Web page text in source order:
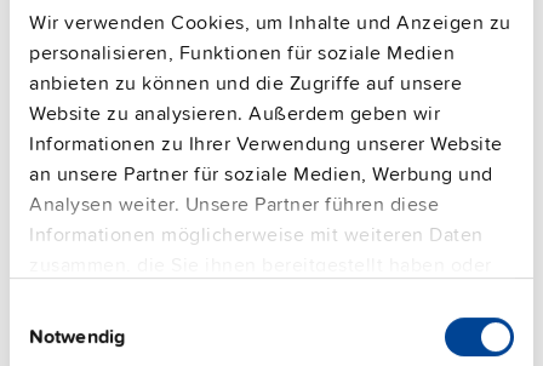
Wir verwenden Cookies, um Inhalte und Anzeigen zu
personalisieren, Funktionen für soziale Medien
anbieten zu können und die Zugriffe auf unsere
Website zu analysieren. Außerdem geben wir
Informationen zu Ihrer Verwendung unserer Website
an unsere Partner für soziale Medien, Werbung und
Analysen weiter. Unsere Partner führen diese
Informationen möglicherweise mit weiteren Daten
gesammelt haben.
Notwendig
Wirkungsgrad, typ.
Verlustleistung, typ. 23 W
MTBF SN 29500 @ 40 °C (h) 290000 h
CRA-relevantes Produkt Nein
Techn. Dokumentation
Zulassungen / Product-Compliance